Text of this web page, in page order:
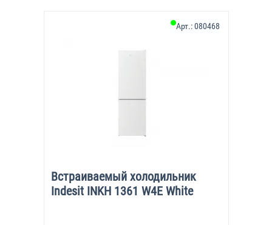
Встраиваемый холодильник
Indesit INKH 1361 W4E White
Арт.:080468